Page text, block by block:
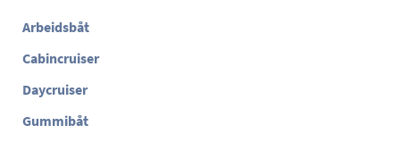
Arbeidsbåt
Cabincruiser
Daycruiser
Gummibåt